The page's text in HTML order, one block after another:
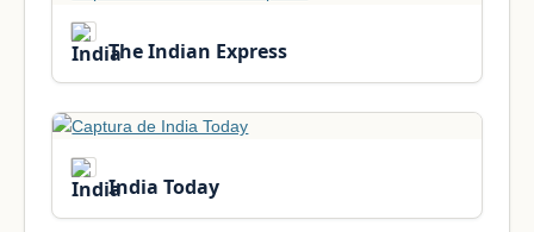
The Indian Express
India Today